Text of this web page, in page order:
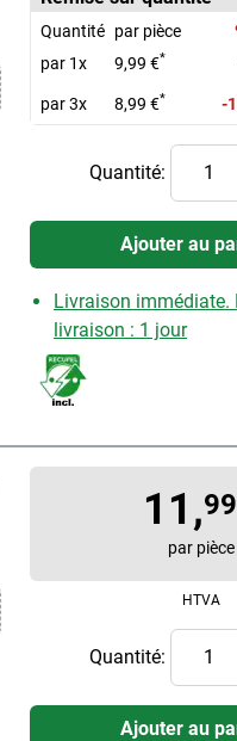
Quantité par pièce
par 1x
9,99 €*
par 3x 8,99 €* -
Quantité:
Ajouter au
Livraison immédiate.
livraison : 1 jour
11,99
par pièce
HTVA
Quantité:
Ajouter au